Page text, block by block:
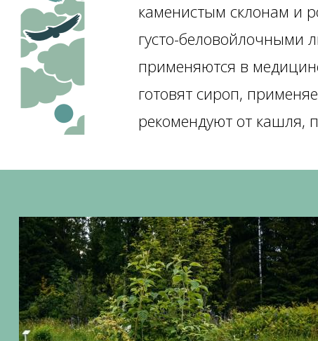
каменистым склонам и
густо-
применяются в
готовят сироп,
рекомендуют от кашля,